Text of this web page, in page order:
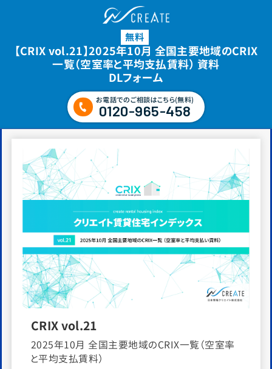
無料
【CRIX vol.21】2025年10月 全国主要地域のCRIX
一覧（空室率と平均支払賃料） 資料
DLフォーム
お電話でのご相談はこちら(無料)
0120-965-458
CRIX vol.21
2025年10月 全国主要地域のCRIX一覧（空室率
と平均支払賃料）